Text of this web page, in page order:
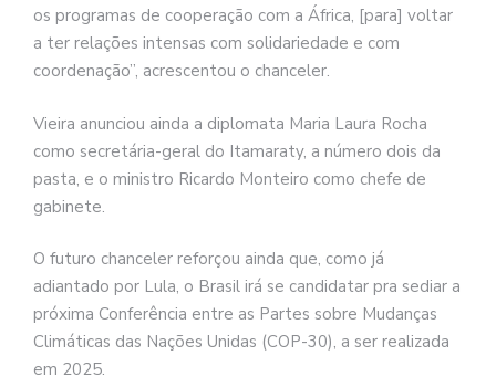
os programas de cooperação com a África, [para] voltar
a ter relações intensas com solidariedade e com
coordenação”, acrescentou o chanceler.
Vieira anunciou ainda a diplomata Maria Laura Rocha
como secretária-geral do Itamaraty, a número dois da
pasta, e o ministro Ricardo Monteiro como chefe de
gabinete.
O futuro chanceler reforçou ainda que, como já
adiantado por Lula, o Brasil irá se candidatar pra sediar a
próxima Conferência entre as Partes sobre Mudanças
Climáticas das Nações Unidas (COP-30), a ser realizada
em 2025.